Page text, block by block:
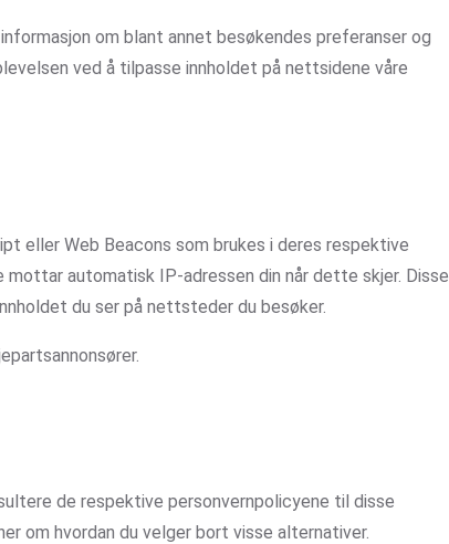
om blant annet besøkendes preferanser og
ved å tilpasse innholdet på nettsidene våre
eller Web Beacons som brukes i deres respektive
automatisk IP-adressen din når dette skjer. Disse
du ser på nettsteder du besøker.
de respektive personvernpolicyene til disse
om hvordan du velger bort visse alternativer.